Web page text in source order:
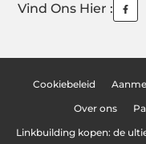
Vind Ons Hier :
Cookiebeleid
Over ons
Linkbuilding kopen: de